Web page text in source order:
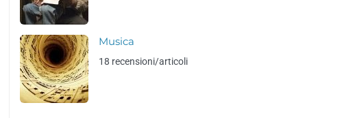
Musica
18 recensioni/articoli